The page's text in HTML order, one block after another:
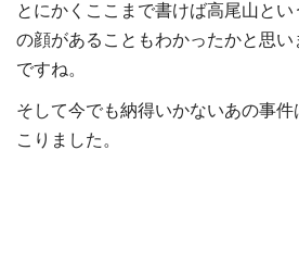
とにかくここまで書けば高尾山と
の顔があることもわかったかと思
ですね。
そして今でも納得いかないあの事件
こりました。